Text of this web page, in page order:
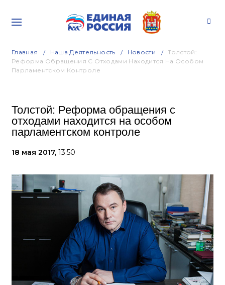
Главная Наша Деятельность Новости
Толстой:
Реформа Обращения С Отходами Находится На Особом
Парламентском Контроле
Толстой: Реформа обращения с
отходами находится на особом
парламентском контроле
18 мая 2017, 13:50